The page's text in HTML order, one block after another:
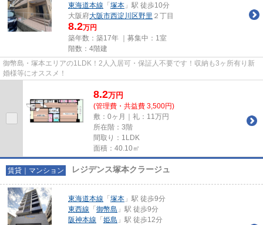
東海道本線 「 塚本 」駅 徒歩10分
大阪府大阪市西淀川区野里 ２丁目
8.2万円
築年数：築17年 ｜募集中： 1室
階数：4階建
御幣島・塚本エリアの1LDK！2人入居可・保証人不要です！収納も3ヶ所有り新
婚様等にオススメ！
8.2万円
(管理費・共益費 3,500円)
敷：0ヶ月｜礼：11万円
所在階：3階
間取り：1LDK
面積：40.10㎡
賃貸｜マンション レジデンス塚本クラージュ
東海道本線 「 塚本 」駅 徒歩9分
東西線 「 御幣島 」駅 徒歩9分
阪神本線 「 姫島 」駅 徒歩12分